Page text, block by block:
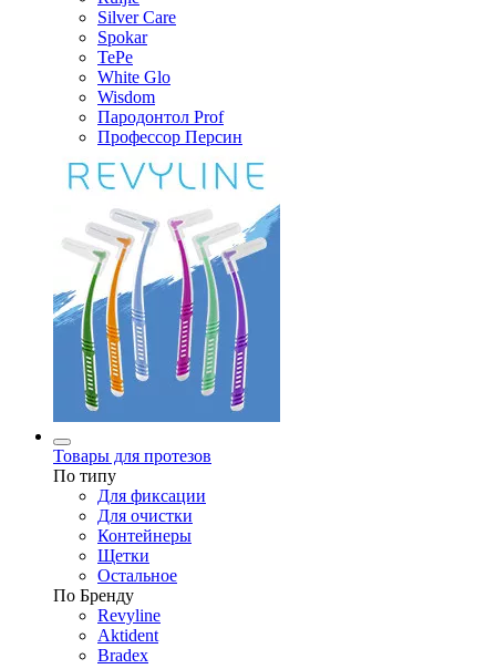
Silver Care
Spokar
TePe
White Glo
Wisdom
Пародонтол Prof
Профессор Персин
Товары для протезов
По типу
Для фиксации
Для очистки
Контейнеры
Щетки
Остальное
По Бренду
Revyline
Aktident
Bradex